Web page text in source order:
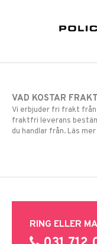
VAD KOSTAR
Vi erbjuder fri frakt från
fraktfri leverans
du handlar från. Läs mer
RING ELLER